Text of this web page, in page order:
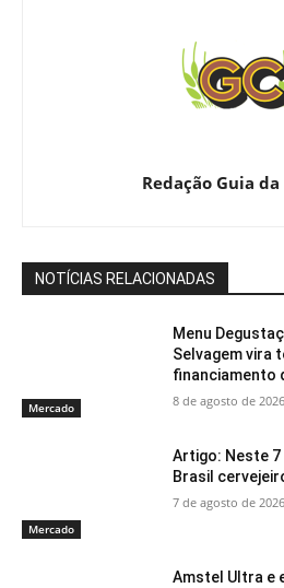
Redação Guia
NOTÍCIAS RELACIONADAS
Mercado
Menu
Selvagem vira
financiamento
8 de agosto de 2026
Mercado
Artigo: Neste
Brasil
7 de agosto de 2026
Amstel Ultra e